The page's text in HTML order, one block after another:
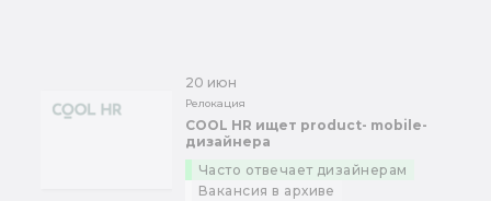
20 июн
Релокация
COOL HR ищет product- mobile-
дизайнера
Часто отвечает дизайнерам
Вакансия в архиве